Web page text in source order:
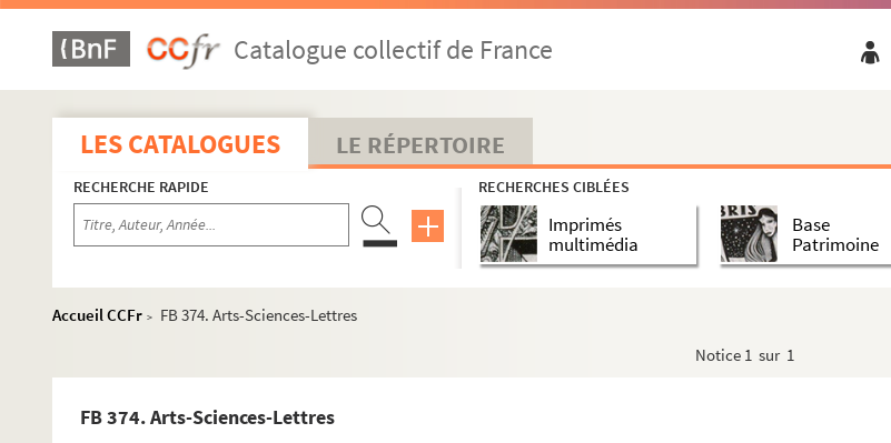
Catalogue collectif de France
LES CATALOGUES LE RÉPERTOIRE
RECHERCHE RAPIDE RECHERCHES CIBLÉES
Imprimés
multimédia
Base
Patrimoine
Accueil CCFr >
FB 374. Arts-Sciences-Lettres
Notice 1 sur 1
FB 374. Arts-Sciences-Lettres